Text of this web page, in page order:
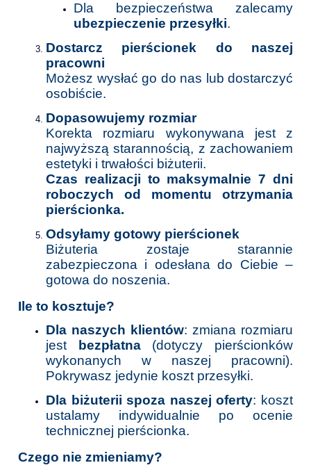
Dla bezpieczeństwa zalecamy
ubezpieczenie przesyłki.
Dostarcz pierścionek do naszej
pracowni
Możesz wysłać go do nas lub dostarczyć
osobiście.
Dopasowujemy rozmiar
Korekta rozmiaru wykonywana jest z
najwyższą starannością, z zachowaniem
estetyki i trwałości biżuterii.
Czas realizacji to maksymalnie 7 dni
roboczych od momentu otrzymania
pierścionka.
Odsyłamy gotowy pierścionek
Biżuteria zostaje starannie
zabezpieczona i odesłana do Ciebie –
gotowa do noszenia.
Ile to kosztuje?
Dla naszych klientów: zmiana rozmiaru
jest
bezpłatna(dotyczy pierścionków
wykonanych w naszej pracowni).
Pokrywasz jedynie koszt przesyłki.
Dla biżuterii spoza naszej oferty: koszt
ustalamy indywidualnie po ocenie
technicznej pierścionka.
Czego nie zmieniamy?